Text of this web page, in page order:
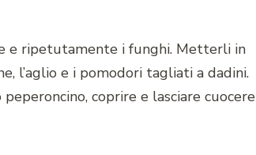
e ripetutamente i funghi. Metterli in
l’aglio e i pomodori tagliati a dadini.
coprire e lasciare cuocere